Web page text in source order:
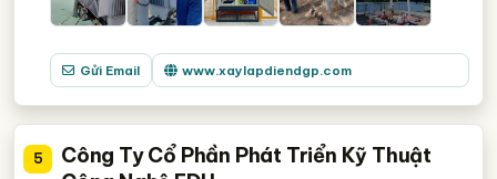
Gửi Email www.xaylapdiendgp.com
5
Công Ty Cổ Phần Phát Triển Kỹ Thuật